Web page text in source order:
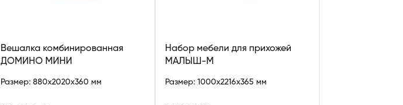
Вешалка комбинированная
ДОМИНО МИНИ
Размер: 880x2020x360 мм
Набор мебели для прихожей
МАЛЫШ-М
Размер: 1000x2216x365 мм